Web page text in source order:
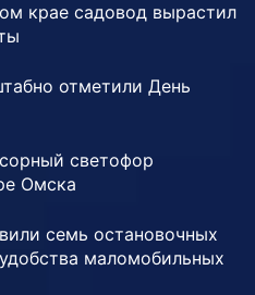
крае садовод вырастил
отметили День
светофор
Омска
семь остановочных
маломобильных